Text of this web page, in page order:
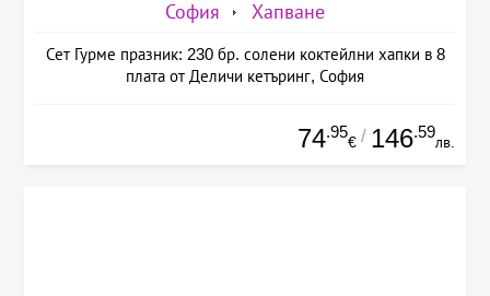
София Хапване
Сет Гурме празник: 230 бр. солени коктейлни хапки в 8
плата от Деличи кетъринг, София
74.95
€ / 146.59
лв.